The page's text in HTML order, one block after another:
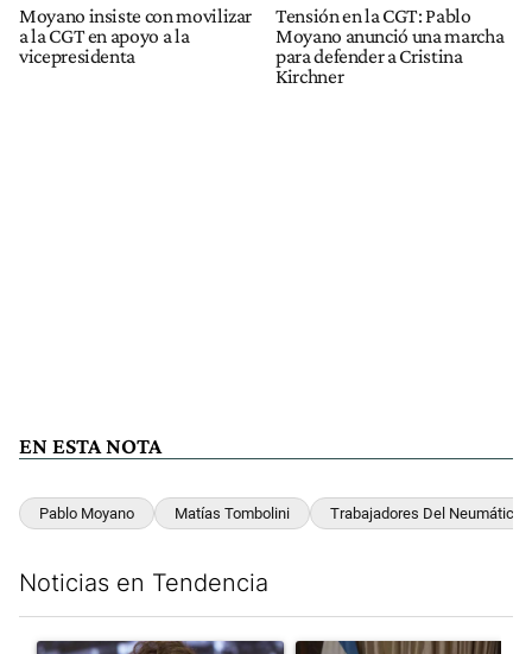
Moyano insiste con movilizar
a la CGT en apoyo a la
vicepresidenta
Tensión en la CGT: Pablo
Moyano anunció una marcha
para defender a Cristina
Kirchner
EN ESTA NOTA
Pablo Moyano Matías Tombolini Trabajadores Del Neumático
Noticias en Tendencia